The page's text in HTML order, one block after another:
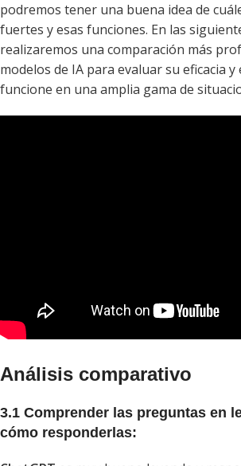
podremos tener una buena idea de
fuertes y esas funciones. En las
realizaremos una comparación más
modelos de IA para evaluar su eficacia
funcione en una amplia gama de
Análisis comparativo
3.1 Comprender las preguntas en
cómo responderlas: